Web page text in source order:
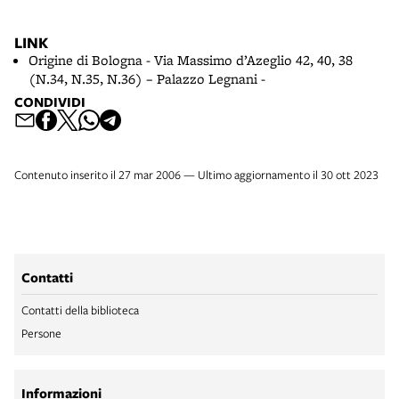
LINK
Origine di Bologna - Via Massimo d’Azeglio 42, 40, 38
(N.34, N.35, N.36) – Palazzo Legnani -
CONDIVIDI
Contenuto inserito il 27 mar 2006 — Ultimo aggiornamento il 30 ott 2023
Contatti
Contatti della biblioteca
Persone
Informazioni